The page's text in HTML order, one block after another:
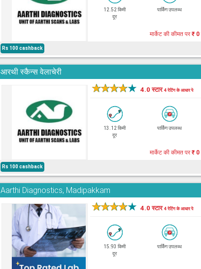
12.52 किमी
दूर
पार्किंग उपलब्ध
मार्केट की कीमत पर₹ 0
Rs 100 cashback
आरथी स्कैन्स वेलाचेरी
★★★★★ 4.0 स्टार4 रेटिंग के आधार पे
13.12 किमी
दूर
पार्किंग उपलब्ध
मार्केट की कीमत पर₹ 0
Rs 100 cashback
Aarthi Diagnostics, Madipakkam
★★★★★ 4.0 स्टार4 रेटिंग के आधार पे
15.93 किमी
दूर
पार्किंग उपलब्ध